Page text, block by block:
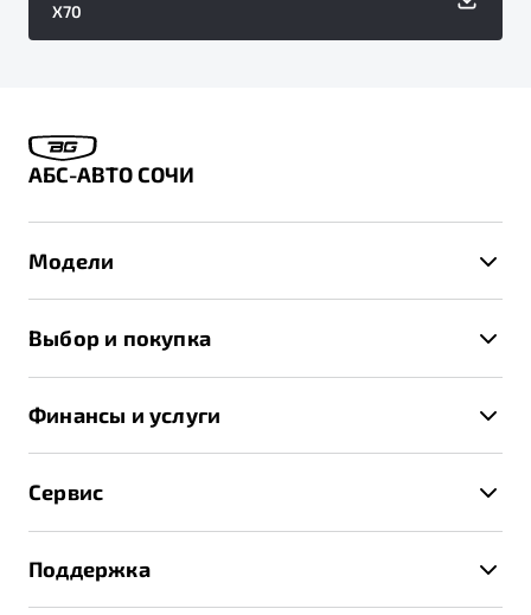
X70
АБС-АВТО СОЧИ
Модели
X70
Выбор и покупка
Спецпредложения и Акции
Записаться на тест-драйв
Получить предложение
Финансы и услуги
Трейд-ин
Страхование
Расчет КАСКО
Сервис
Руководство по эксплуатации
Поддержка